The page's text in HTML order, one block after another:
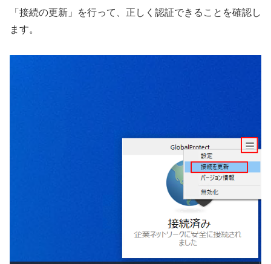
「接続の更新」を行って、正しく認証できることを確認し
ます。